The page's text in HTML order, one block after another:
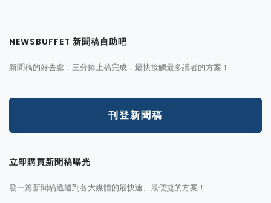
NEWSBUFFET 新聞稿自助吧
新聞稿的好去處，三分鐘上稿完成，最快接觸最多讀者的方案！
刊登新聞稿
立即購買新聞稿曝光
發一篇新聞稿透通到各大媒體的最快速、最便捷的方案！